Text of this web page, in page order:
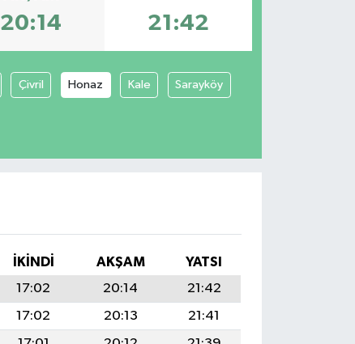
20:14 21:42
Çivril Honaz Kale Sarayköy
İKINDI AKŞAM
YATSI
17:02 20:14
21:42
17:02 20:13
21:41